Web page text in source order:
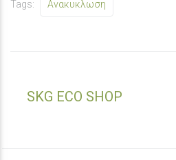
Tags: Ανακυκλωση
SKG ECO SHOP